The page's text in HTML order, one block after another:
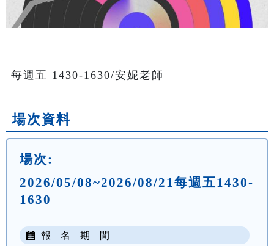
每週五 1430-1630/安妮老師
場次資料
場次:
2026/05/08~2026/08/21每週五1430-
1630
報 名 期 間